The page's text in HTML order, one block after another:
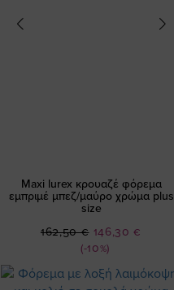
Maxi lurex κρουαζέ φόρεμα
εμπριμέ μπεζ/μαύρο χρώμα plus
size
(-10%)
Ειδική
Τιμή
146,30 €
162,50 €